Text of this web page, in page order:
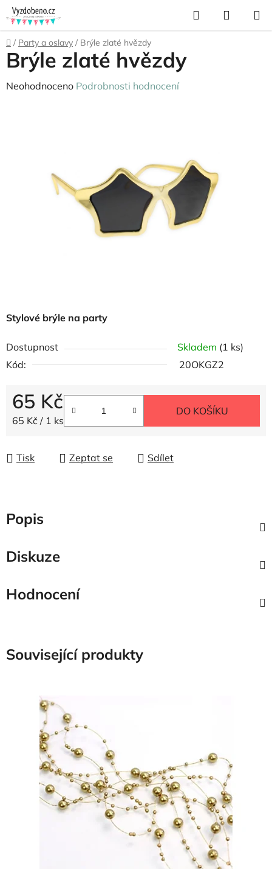
Přejít
na
obsah
Hledat
KOŠÍK
Domů
/ Party a oslavy / Brýle zlaté hvězdy
Stylové brýle na party
Dostupnost Skladem (1 ks)
Kód:
20OKGZ2
65 Kč
Měrná cena:
65 Kč / 1 ks
DO KOŠÍKU
Tisk Zeptat se Sdílet
Brýle zlaté hvězdy
Průměrné
Neohodnoceno Podrobnosti hodnocení
Popis
Diskuze
Hodnocení
Související produkty